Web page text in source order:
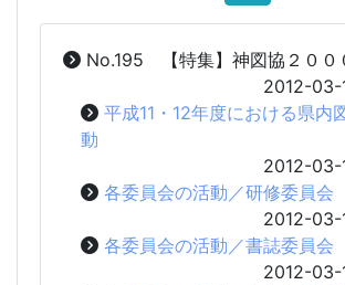
No.195 【特集】神図協２００
2012-03-
平成11・12年度における県内
動
2012-03-
各委員会の活動／研修委員会
2012-03-
各委員会の活動／書誌委員会
2012-03-